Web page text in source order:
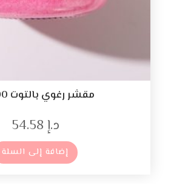
مقشر رغوي بالتوت 100 مل
د.إ
إضافة إلى السلة